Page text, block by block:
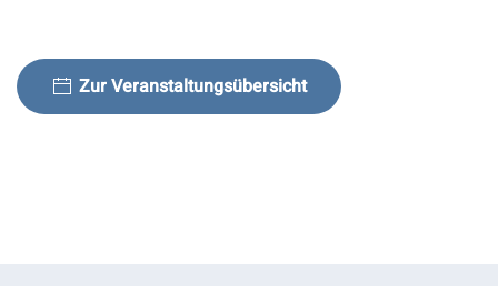
Zur Veranstaltungsübersicht